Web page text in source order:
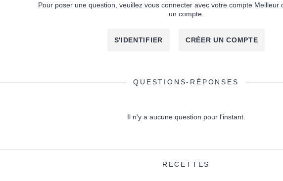
Pour poser une question, veuillez vous connecter avec votre compte Meilleur
un compte.
S'IDENTIFIER CRÉER UN COMPTE
QUESTIONS-RÉPONSES
Il n'y a aucune question pour l'instant.
RECETTES